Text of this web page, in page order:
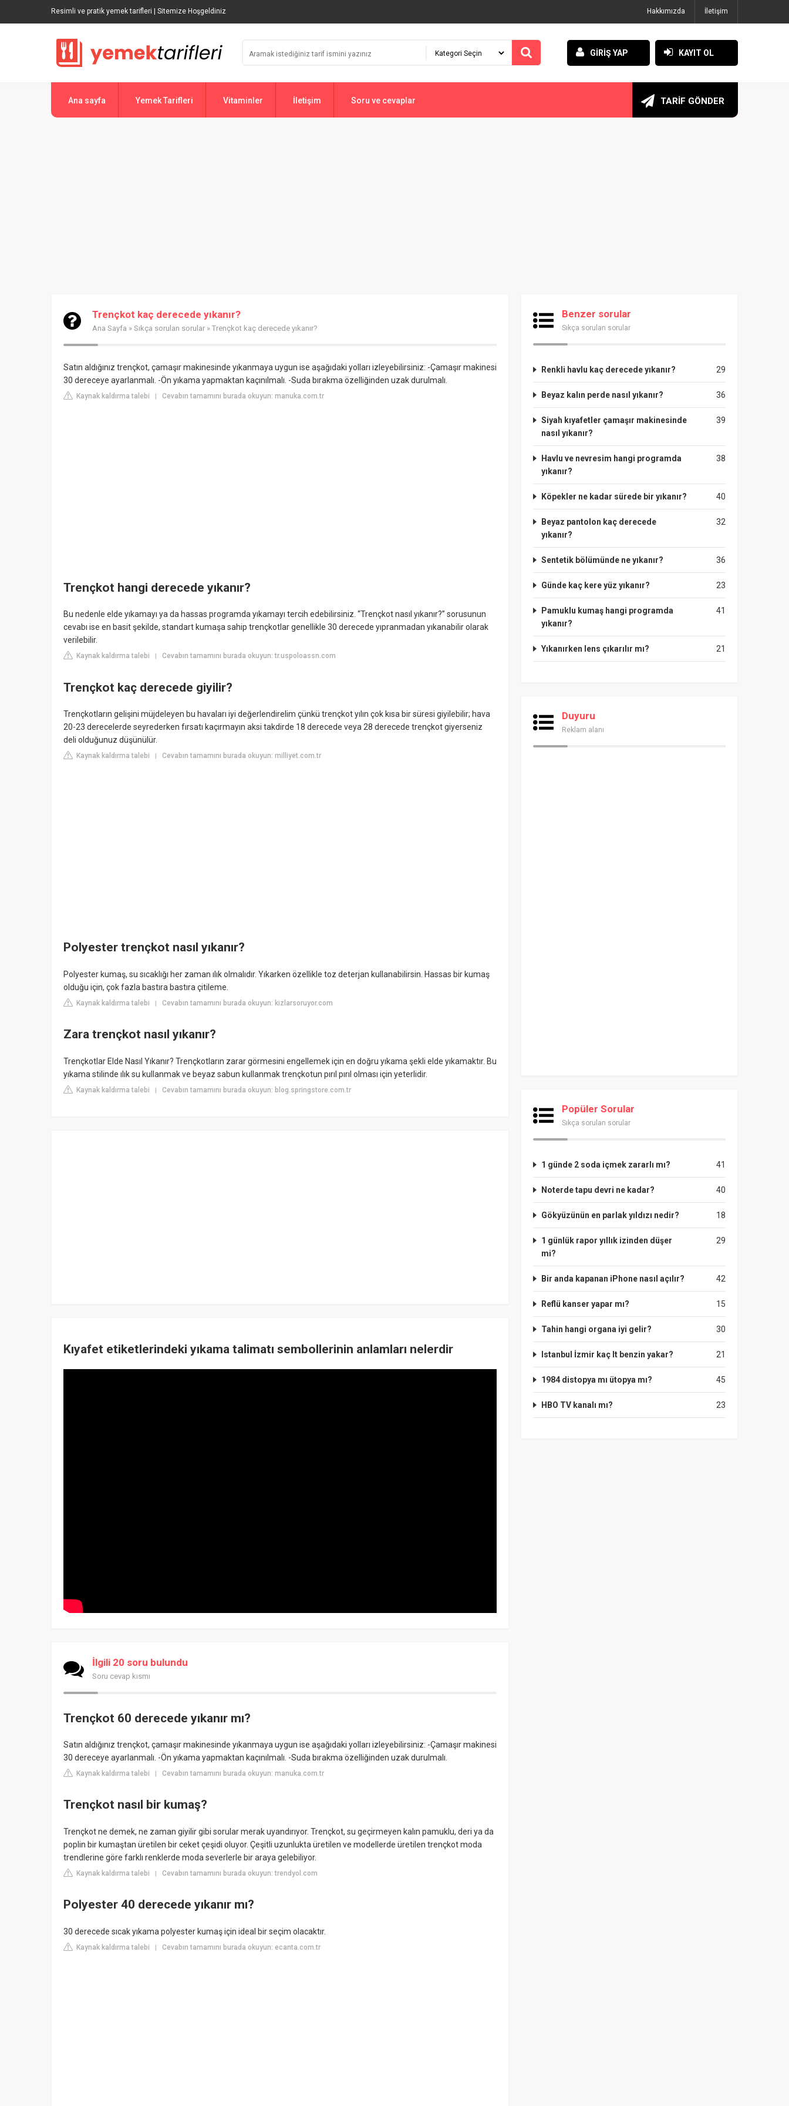
Resimli ve pratik yemek tarifleri | Sitemize Hoşgeldiniz Hakkımızda İletişim
GİRİŞ YAP KAYIT OL
Ana sayfa Yemek Tarifleri Vitaminler İletişim Soru ve cevaplar TARİF GÖNDER
Trençkot kaç derecede yıkanır?
Ana Sayfa » Sıkça sorulan sorular » Trençkot kaç derecede yıkanır?
Satın aldığınız trençkot, çamaşır makinesinde yıkanmaya uygun ise aşağıdaki yolları izleyebilirsiniz: -Çamaşır makinesi
30 dereceye ayarlanmalı. -Ön yıkama yapmaktan kaçınılmalı. -Suda bırakma özelliğinden uzak durulmalı.
Kaynak kaldırma talebi | Cevabın tamamını burada okuyun: manuka.com.tr
Trençkot hangi derecede yıkanır?
Bu nedenle elde yıkamayı ya da hassas programda yıkamayı tercih edebilirsiniz. “Trençkot nasıl yıkanır?” sorusunun
cevabı ise en basit şekilde, standart kumaşa sahip trençkotlar genellikle 30 derecede yıpranmadan yıkanabilir olarak
verilebilir.
Kaynak kaldırma talebi Cevabın tamamını burada okuyun: tr.uspoloassn.com
Trençkot kaç derecede giyilir?
Trençkotların gelişini müjdeleyen bu havaları iyi değerlendirelim çünkü trençkot yılın çok kısa bir süresi giyilebilir; hava
20-23 derecelerde seyrederken fırsatı kaçırmayın aksi takdirde 18 derecede veya 28 derecede trençkot giyerseniz
deli olduğunuz düşünülür.
Kaynak kaldırma talebi Cevabın tamamını burada okuyun: milliyet.com.tr
Polyester trençkot nasıl yıkanır?
Polyester kumaş, su sıcaklığı her zaman ılık olmalıdır. Yıkarken özellikle toz deterjan kullanabilirsin. Hassas bir kumaş
olduğu için, çok fazla bastıra bastıra çitileme.
Kaynak kaldırma talebi | Cevabın tamamını burada okuyun: kizlarsoruyor.com
Zara trençkot nasıl yıkanır?
Trençkotlar Elde Nasıl Yıkanır? Trençkotların zarar görmesini engellemek için en doğru yıkama şekli elde yıkamaktır. Bu
yıkama stilinde ılık su kullanmak ve beyaz sabun kullanmak trençkotun pırıl pırıl olması için yeterlidir.
Kaynak kaldırma talebi | Cevabın tamamını burada okuyun: blog.springstore.com.tr
Kıyafet etiketlerindeki yıkama talimatı sembollerinin anlamları nelerdir
İlgili 20 soru bulundu
Soru cevap kısmı
Trençkot 60 derecede yıkanır mı?
Satın aldığınız trençkot, çamaşır makinesinde yıkanmaya uygun ise aşağıdaki yolları izleyebilirsiniz: -Çamaşır makinesi
30 dereceye ayarlanmalı. -Ön yıkama yapmaktan kaçınılmalı. -Suda bırakma özelliğinden uzak durulmalı.
Kaynak kaldırma talebi | Cevabın tamamını burada okuyun: manuka.com.tr
Trençkot nasıl bir kumaş?
Trençkot ne demek, ne zaman giyilir gibi sorular merak uyandırıyor. Trençkot, su geçirmeyen kalın pamuklu, deri ya da
poplin bir kumaştan üretilen bir ceket çeşidi oluyor. Çeşitli uzunlukta üretilen ve modellerde üretilen trençkot moda
trendlerine göre farklı renklerde moda severlerle bir araya gelebiliyor.
Kaynak kaldırma talebi | Cevabın tamamını burada okuyun: trendyol.com
Polyester 40 derecede yıkanır mı?
30 derecede sıcak yıkama polyester kumaş için ideal bir seçim olacaktır.
Kaynak kaldırma talebi | Cevabın tamamını burada okuyun: ecanta.com.tr
Benzer sorular
Sıkça sorulan sorular
29
Renkli havlu kaç derecede yıkanır?
36
Beyaz kalın perde nasıl yıkanır?
39
Siyah kıyafetler çamaşır makinesinde
nasıl yıkanır?
38
Havlu ve nevresim hangi programda
yıkanır?
40
Köpekler ne kadar sürede bir yıkanır?
32
Beyaz pantolon kaç derecede
yıkanır?
36
Sentetik bölümünde ne yıkanır?
23
Günde kaç kere yüz yıkanır?
41
Pamuklu kumaş hangi programda
yıkanır?
21
Yıkanırken lens çıkarılır mı?
Duyuru
Reklam alanı
Popüler Sorular
Sıkça sorulan sorular
41
1 günde 2 soda içmek zararlı mı?
40
Noterde tapu devri ne kadar?
18
Gökyüzünün en parlak yıldızı nedir?
29
1 günlük rapor yıllık izinden düşer
mi?
42
Bir anda kapanan iPhone nasıl açılır?
15
Reflü kanser yapar mı?
30
Tahin hangi organa iyi gelir?
21
Istanbul İzmir kaç lt benzin yakar?
45
1984 distopya mı ütopya mı?
23
HBO TV kanalı mı?